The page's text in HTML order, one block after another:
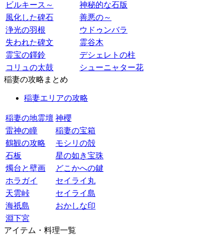
ビルキース～
神秘的な石版
風化した碑石
善悪の～
浄光の羽根
ウドゥンバラ
失われた碑文
霊谷木
霊宝の鐸鈴
デシェレトの柱
コリュの太鼓
シューニャター花
稲妻の攻略まとめ
稲妻エリアの攻略
稲妻の地霊壇 神櫻
雷神の瞳
稲妻の宝箱
鶴観の攻略
モシリの殻
石板
星の如き宝珠
燭台と壁画
どこかへの鍵
ホラガイ
セイライ丸
天雲峠
セイライ島
海祇島
おかしな印
淵下宮
アイテム・料理一覧